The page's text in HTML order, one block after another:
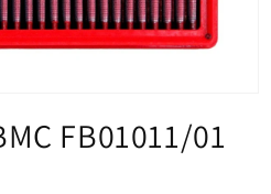
FB01011/01